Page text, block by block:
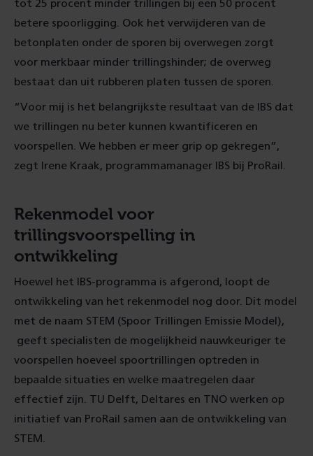
tot 25 procent minder trillingen bij een 50 procent
betere spoorligging. Ook het verwijderen van de
betonplaten onder de sporen bij overwegen zorgt
voor merkbaar minder trillingshinder; de overweg
bestaat dan uit rubberen platen tussen de sporen.
“Voor mij is het belangrijkste resultaat van de IBS dat
we trillingen nu beter kunnen kwantificeren en
voorspellen. We hebben er meer grip op gekregen”,
zegt Irene Kraak, programmamanager IBS bij ProRail.
Rekenmodel voor
trillingsvoorspelling in
ontwikkeling
Hoewel het IBS-programma is afgerond, loopt de
ontwikkeling van het rekenmodel nog door. Dit model
met de naam STEM (Spoor Trillingen Emissie Model),
geeft specialisten de mogelijkheid nauwkeuriger te
voorspellen hoeveel spoortrillingen optreden in
bepaalde situaties en welke maatregelen daar
effectief zijn. TU Delft, Deltares en TNO werken op
initiatief van ProRail samen aan de ontwikkeling van
STEM.